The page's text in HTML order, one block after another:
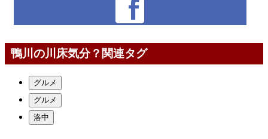
鴨川の川床気分？関連タグ
グルメ
グルメ
洛中